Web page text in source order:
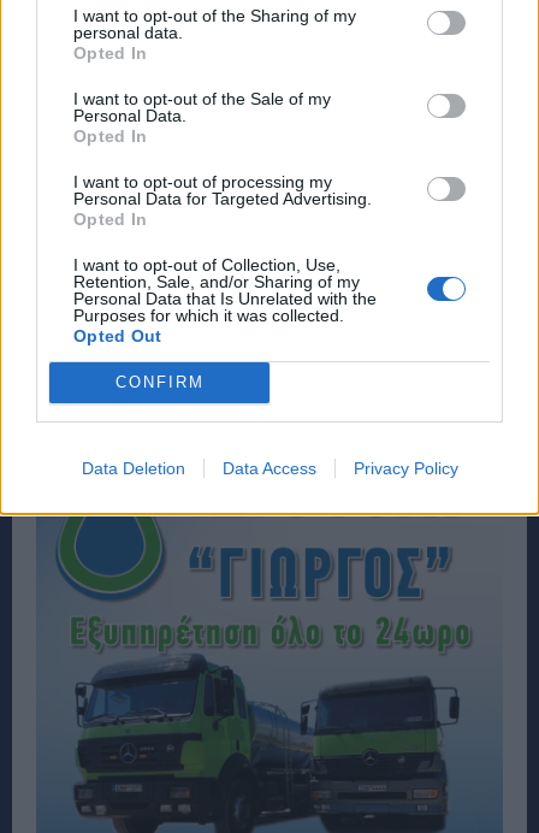
I want to opt-out of the Sharing of my
personal data.
Opted In
I want to opt-out of the Sale of my
Personal Data.
Opted In
I want to opt-out of processing my
Personal Data for Targeted Advertising.
Opted In
I want to opt-out of Collection, Use,
Retention, Sale, and/or Sharing of my
Personal Data that Is Unrelated with the
Purposes for which it was collected.
Opted Out
CONFIRM
Data Deletion Data Access Privacy Policy